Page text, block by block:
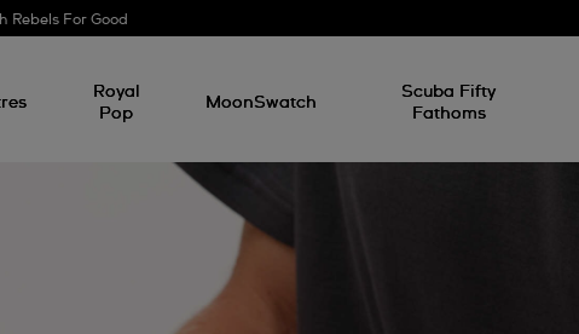
Rebels For Good
Royal
Pop
MoonSwatch
Scuba Fifty
Fathoms